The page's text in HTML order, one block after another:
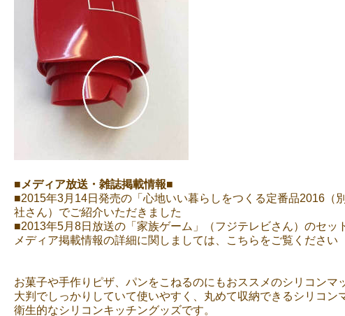
■メディア放送・雑誌掲載情報■
■2015年3月14日発売の「心地いい暮らしをつくる定番品2016（
社さん）でご紹介いただきました
■2013年5月8日放送の「家族ゲーム」（フジテレビさん）のセッ
メディア掲載情報の詳細に関しましては、こちらをご覧ください
お菓子や手作りピザ、パンをこねるのにもおススメのシリコンマ
大判でしっかりしていて使いやすく、丸めて収納できるシリコン
衛生的なシリコンキッチングッズです。